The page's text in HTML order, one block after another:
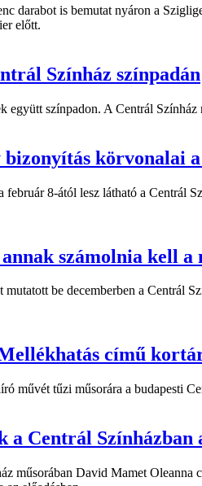
darabot is bemutat nyáron a
előtt.
Színház színpadán
együtt színpadon. A Centrál
körvonalai
8-ától lesz látható a Centrál
számolnia kell a
be decemberben a Centrál
című
művét tűzi műsorára a budapesti
a Centrál Színházban
műsorában David Mamet